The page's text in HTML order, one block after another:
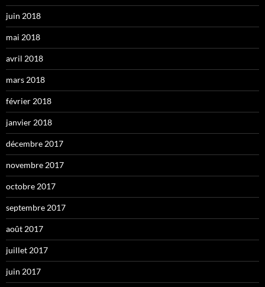
juin 2018
mai 2018
avril 2018
mars 2018
février 2018
janvier 2018
décembre 2017
novembre 2017
octobre 2017
septembre 2017
août 2017
juillet 2017
juin 2017